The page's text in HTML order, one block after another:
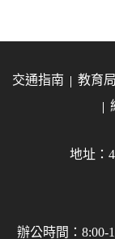
交通指南 教育
地址：
辦公時間：8:00-